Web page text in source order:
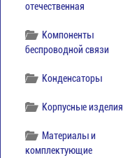
отечественная
Компоненты
беспроводной связи
Конденсаторы
Корпусные изделия
Материалы и
комплектующие